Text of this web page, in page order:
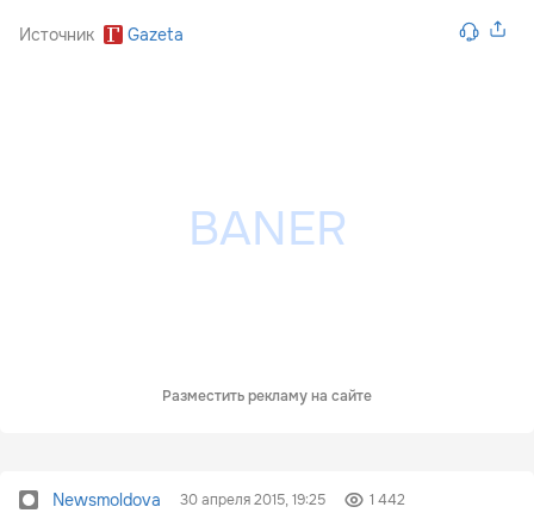
Источник Gazeta
Разместить рекламу на сайте
Newsmoldova 30 апреля 2015, 19:25 1 442